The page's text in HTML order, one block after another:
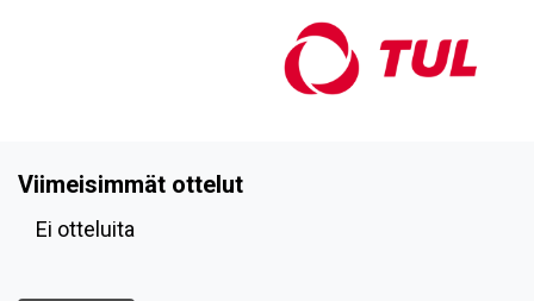
Viimeisimmät ottelut
Ei otteluita